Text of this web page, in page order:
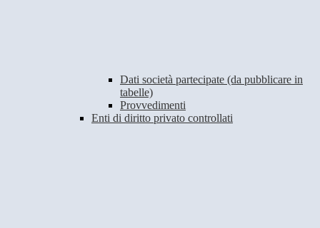
Dati società partecipate (da pubblicare in
tabelle)
Provvedimenti
Enti di diritto privato controllati